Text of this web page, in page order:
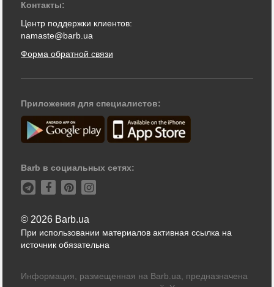
Контакты:
Центр поддержки клиентов:
namaste@barb.ua
Форма обратной связи
Приложения для специалистов:
Barb в социальных сетях:
© 2026 Barb.ua
При использовании материалов активная ссылка на
источник обязательна
Информация, размещенная на Barb.ua, предназначена